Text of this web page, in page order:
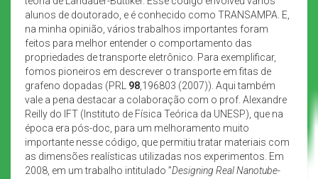
alunos de doutorado, e é conhecido como TRANSAMPA. E,
na minha opinião, vários trabalhos importantes foram
feitos para melhor entender o comportamento das
propriedades de transporte eletrônico. Para exemplificar,
fomos pioneiros em descrever o transporte em fitas de
grafeno dopadas (PRL 98 ,196803 (2007)). Aqui também
vale a pena destacar a colaboração com o prof. Alexandre
Reilly do IFT (Instituto de Física Teórica da UNESP), que na
época era pós-doc, para um melhoramento muito
importante nesse código, que permitiu tratar materiais com
as dimensões realísticas utilizadas nos experimentos. Em
2008, em um trabalho intitulado ”Designing Real Nanotube-